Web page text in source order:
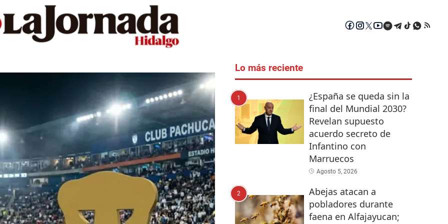
Lo más reciente
1
¿España se queda sin la
final del Mundial 2030?
Revelan supuesto
acuerdo secreto de
Infantino con
Marruecos
Agosto 5, 2026
2
Abejas atacan a
pobladores durante
faena en Alfajayucan;